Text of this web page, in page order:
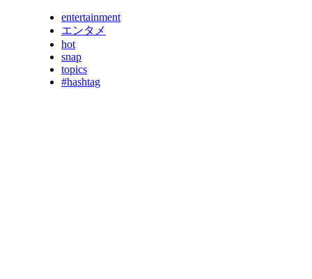
entertainment
エンタメ
hot
snap
topics
#hashtag